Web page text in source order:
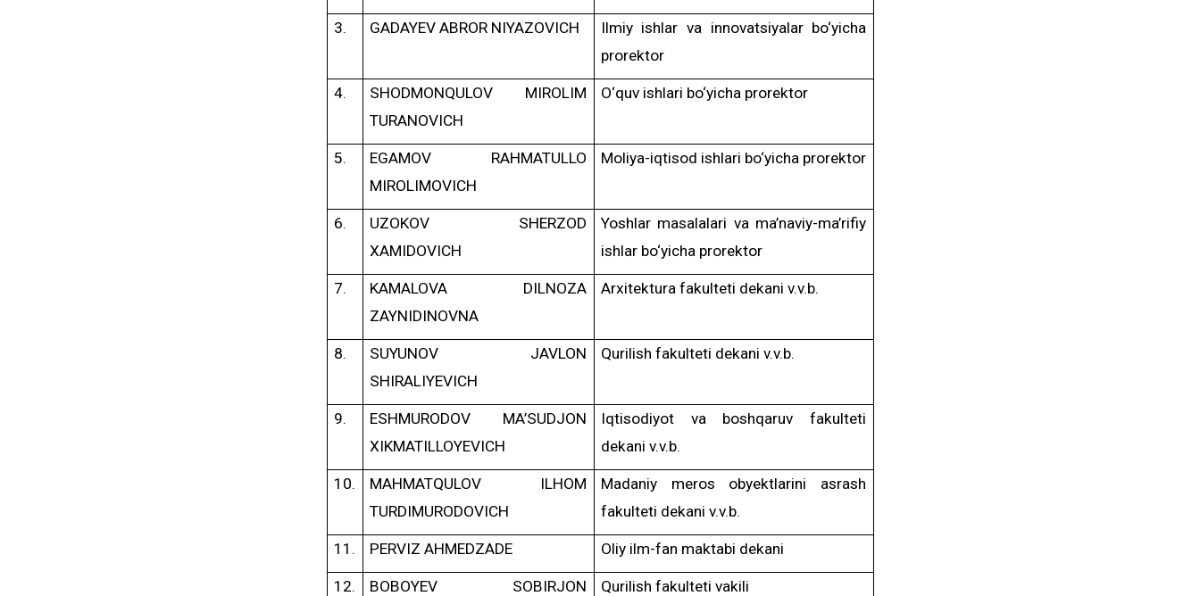
3. GADAYEV ABROR NIYAZOVICH
Ilmiy ishlar va innovatsiyalar bo‘yicha
prorektor
4.
SHODMONQULOV MIROLIM
TURANOVICH
O‘quv ishlari bo‘yicha prorektor
5.
EGAMOV RAHMATULLO
MIROLIMOVICH
Moliya-iqtisod ishlari bo‘yicha prorektor
6.
UZOKOV SHERZOD
XAMIDOVICH
Yoshlar masalalari va ma’naviy-ma’rifiy
ishlar bo‘yicha prorektor
7.
KAMALOVA DILNOZA
ZAYNIDINOVNA
Arxitektura fakulteti dekani v.v.b.
8.
SUYUNOV JAVLON
SHIRALIYEVICH
Qurilish fakulteti dekani v.v.b.
9.
ESHMURODOV MA’SUDJON
XIKMATILLOYEVICH
Iqtisodiyot va boshqaruv fakulteti
dekani v.v.b.
10.
MAHMATQULOV ILHOM
TURDIMURODOVICH
Madaniy meros obyektlarini asrash
fakulteti dekani v.v.b.
11. PERVIZ AHMEDZADE Oliy ilm-fan maktabi dekani
12.
BOBOYEV SOBIRJON
Qurilish fakulteti vakili